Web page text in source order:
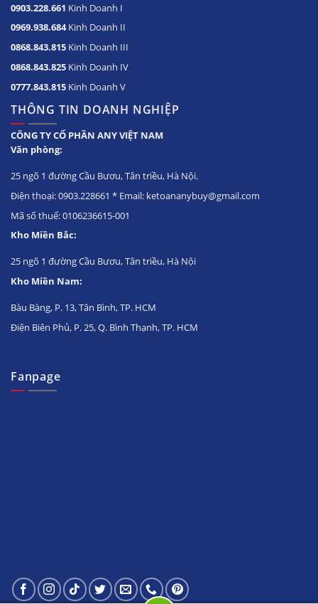
0903.228.661 Kinh Doanh I
0969.938.684Kinh Doanh II
0868.843.815 Kinh Doanh III
0868.843.825 Kinh Doanh IV
0777.843.815 Kinh Doanh V
THÔNG TIN DOANH NGHIỆP
CÔNG TY CỔ PHẦN ANY VIỆT NAM
Văn phòng:
25 ngõ 1 đường Cầu Bươu, Tân triều, Hà Nội.
Điện thoại: 0903.228661 * Email: ketoananybuy@gmail.com
Mã số thuế: 0106236615-001
Kho Miền Bắc:
25 ngõ 1 đường Cầu Bươu, Tân triều, Hà Nội
Kho Miền Nam:
Bàu Bàng, P. 13, Tân Bình, TP. HCM
Điện Biên Phủ, P. 25, Q. Bình Thạnh, TP. HCM
Fanpage